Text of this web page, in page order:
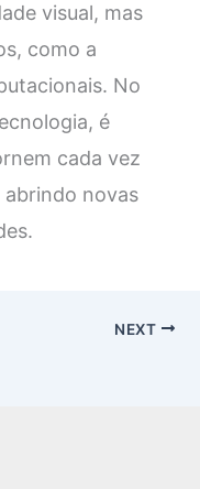
visual, mas
como a
No
é
cada vez
abrindo novas
NEXT